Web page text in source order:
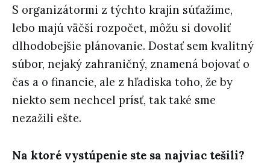
S organizátormi z týchto krajín súťažíme,
lebo majú väčší rozpočet, môžu si dovoliť
dlhodobejšie plánovanie. Dostať sem kvalitný
súbor, nejaký zahraničný, znamená bojovať o
čas a o financie, ale z hľadiska toho, že by
niekto sem nechcel prísť, tak také sme
nezažili ešte.
Na ktoré vystúpenie ste sa najviac tešili?